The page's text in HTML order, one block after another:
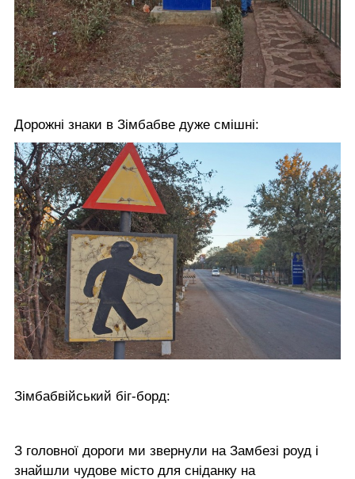
Дорожні знаки в Зімбабве дуже смішні:
Зімбабвійський біг-борд:
З головної дороги ми звернули на Замбезі роуд і
знайшли чудове місто для сніданку на